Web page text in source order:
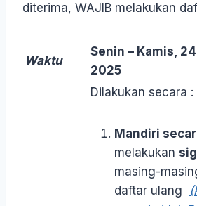
diterima, WAJIB melakukan
Waktu
Senin – Kamis,
2025
Dilakukan secara :
Mandiri
melakukan
masing-
daftar ulang